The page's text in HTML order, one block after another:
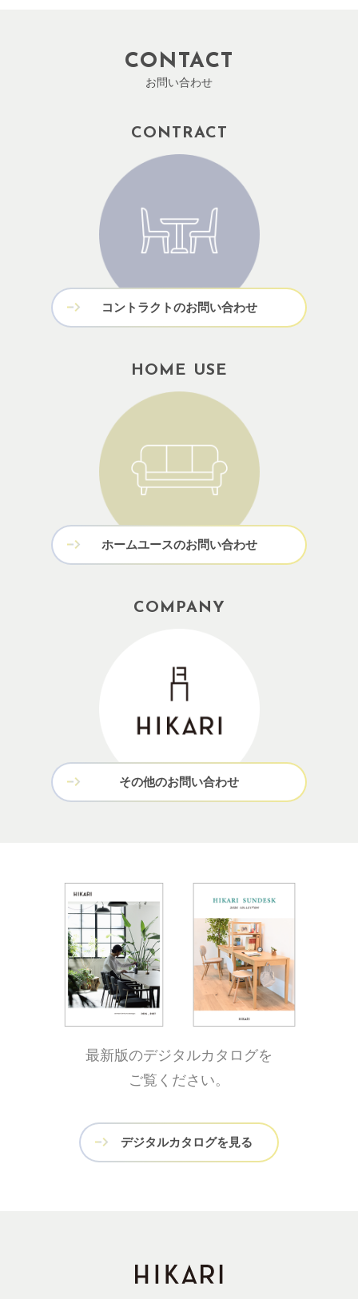
CONTACT
お問い合わせ
CONTRACT
コントラクトのお問い合わせ
HOME USE
ホームユースのお問い合わせ
COMPANY
その他のお問い合わせ
最新版のデジタルカタログを
ご覧ください。
デジタルカタログを見る